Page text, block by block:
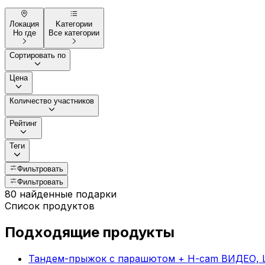
Локация
Но где
Kатегории
Все категории
Сортировать по
Цена
Количество участников
Рейтинг
Теги
Фильтровать
Фильтровать
80 найденные подарки
Список продуктов
Подходящие продукты
Тандем-прыжок с парашютом + H-cam ВИДЕО,